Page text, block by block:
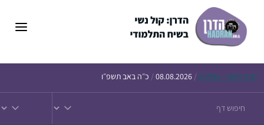
הדף היומי – חולין ק /
08.08.2026
/ כ״ה באב תשפ״ו